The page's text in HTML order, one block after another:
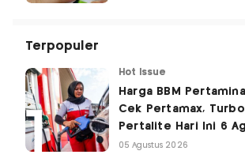
Terpopuler
Hot Issue
Harga BBM
Cek Pertamax,
Pertalite Hari Ini 6
05 Agustus 2026